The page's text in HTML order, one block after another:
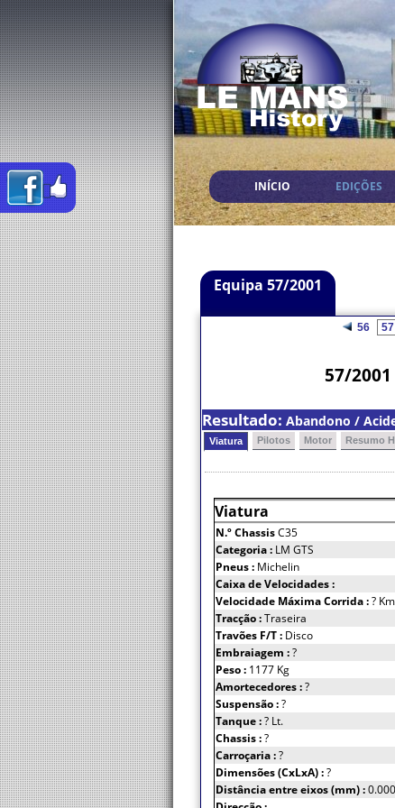
INÍCIO EDIÇÕES
Equipa 57/2001
56
57/
Resultado: Abandono /
Viatura Pilotos Motor Resumo
Viatura
N.º ChassisC35
Categoria : LM GTS
Pneus : Michelin
Caixa de Velocidades :
Velocidade Máxima Corrida :?
Tracção :Traseira
Travões F/T : Disco
Embraiagem :?
Peso : 1177 Kg
Amortecedores :?
Suspensão :?
Tanque :? Lt.
Chassis :?
Carroçaria :?
Dimensões (CxLxA) :?
Distância entre eixos (mm) :0.000